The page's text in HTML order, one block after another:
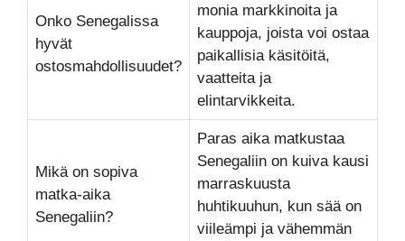
Onko Senegalissa
hyvät
ostosmahdollisuudet?
monia markkinoita ja
kauppoja, joista voi ostaa
paikallisia käsitöitä,
vaatteita ja
elintarvikkeita.
Mikä on sopiva
matka-aika
Senegaliin?
Paras aika matkustaa
Senegaliin on kuiva kausi
marraskuusta
huhtikuuhun, kun sää on
viileämpi ja vähemmän